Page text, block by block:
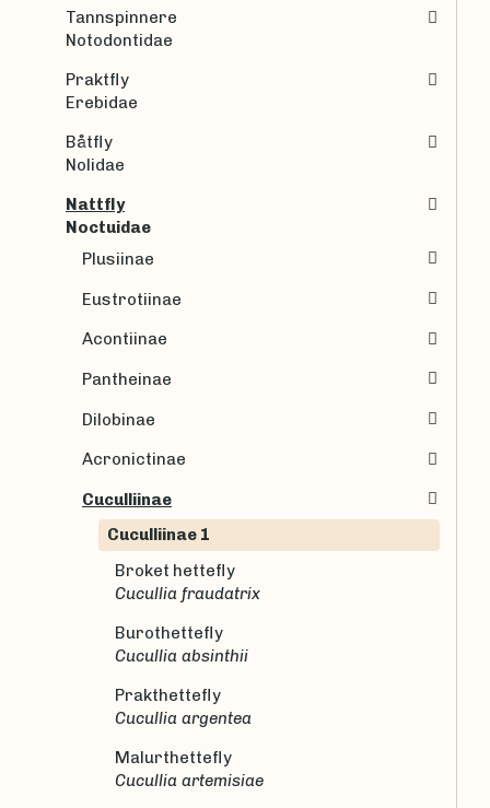
Tannspinnere
Notodontidae
Praktfly
Erebidae
Båtfly
Nolidae
Nattfly
Noctuidae
Plusiinae
Eustrotiinae
Acontiinae
Pantheinae
Dilobinae
Acronictinae
Cuculliinae
Cuculliinae 1
Broket hettefly
Cucullia fraudatrix
Burothettefly
Cucullia absinthii
Prakthettefly
Cucullia argentea
Malurthettefly
Cucullia artemisiae